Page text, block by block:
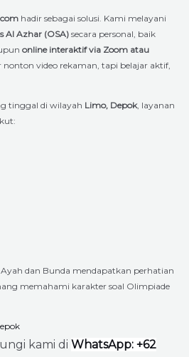
hadir sebagai solusi. Kami melayani
Al Azhar (OSA) secara personal, baik
online interaktif via Zoom atau
nonton video rekaman, tapi belajar aktif,
tinggal di wilayah Limo, Depok, layanan
dan Bunda mendapatkan perhatian
memahami karakter soal Olimpiade
kami di WhatsApp: +62